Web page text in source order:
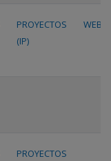
PROYECTOS
(IP)
WEB
PROYECTOS